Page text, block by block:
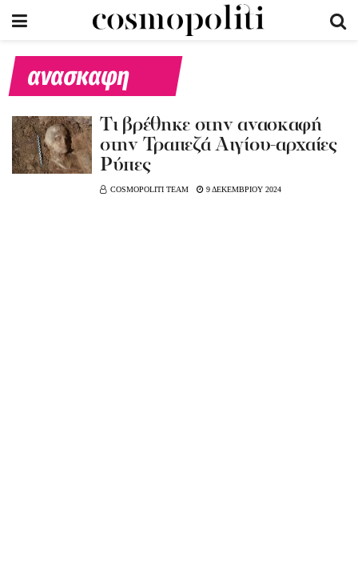
ανασκαφη
Tι βρέθηκε στην ανασκαφή
στην Τραπεζά Αιγίου-αρχαίες
Ρύπες
COSMOPOLITI TEAM 9 ΔΕΚΕΜΒΡΙΟΥ 2024